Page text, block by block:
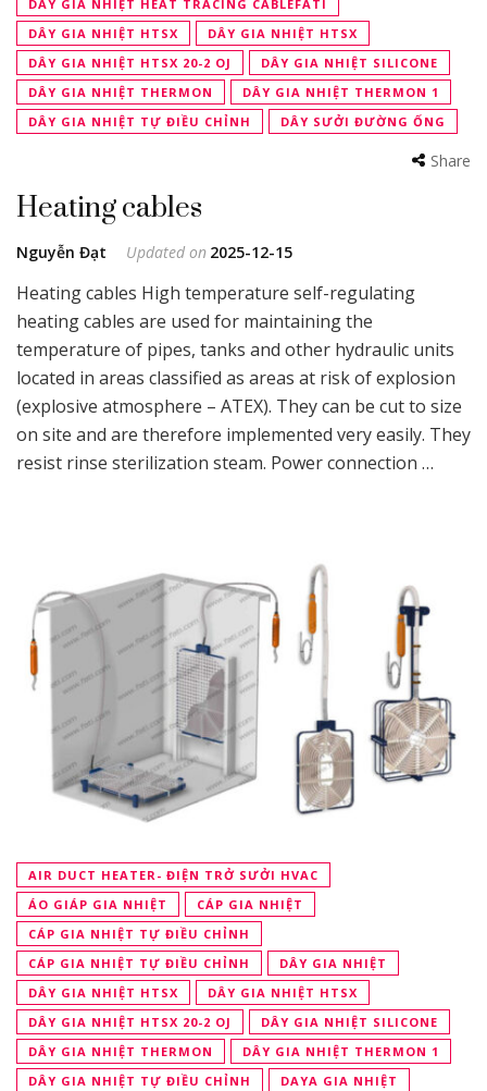
DÂY GIA NHIỆT HEAT TRACING CABLEFATI
DÂY GIA NHIỆT HTSX
DÂY GIA NHIỆT HTSX
DÂY GIA NHIỆT HTSX 20-2 OJ
DÂY GIA NHIỆT SILICONE
DÂY GIA NHIỆT THERMON
DÂY GIA NHIỆT THERMON 1
DÂY GIA NHIỆT TỰ ĐIỀU CHỈNH
DÂY SƯỞI ĐƯỜNG ỐNG
Share
Heating cables
Nguyễn Đạt Updated on 2025-12-15
Heating cables High temperature self-regulating
heating cables are used for maintaining the
temperature of pipes, tanks and other hydraulic units
located in areas classified as areas at risk of explosion
(explosive atmosphere – ATEX). They can be cut to size
on site and are therefore implemented very easily. They
resist rinse sterilization steam. Power connection …
AIR DUCT HEATER- ĐIỆN TRỞ SƯỞI HVAC
ÁO GIÁP GIA NHIỆT
CÁP GIA NHIỆT
CÁP GIA NHIỆT TỰ ĐIỀU CHỈNH
CÁP GIA NHIỆT TỰ ĐIỀU CHỈNH
DÂY GIA NHIỆT
DÂY GIA NHIỆT HTSX
DÂY GIA NHIỆT HTSX
DÂY GIA NHIỆT HTSX 20-2 OJ
DÂY GIA NHIỆT SILICONE
DÂY GIA NHIỆT THERMON
DÂY GIA NHIỆT THERMON 1
DÂY GIA NHIỆT TỰ ĐIỀU CHỈNH
DAYA GIA NHIỆT